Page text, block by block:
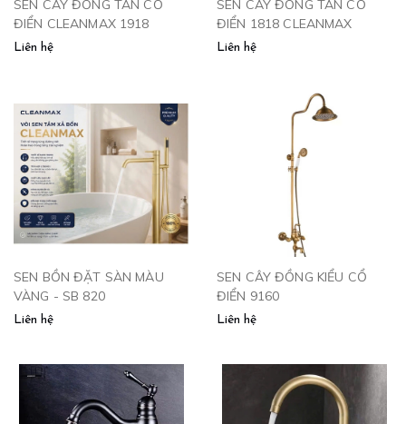
SEN CÂY ĐỒNG TÂN CỔ
ĐIỂN CLEANMAX 1918
Liên hệ
SEN CÂY ĐỒNG TÂN CỔ
ĐIỂN 1818 CLEANMAX
Liên hệ
SEN BỒN ĐẶT SÀN MÀU
VÀNG - SB 820
Liên hệ
SEN CÂY ĐỒNG KIỂU CỔ
ĐIỂN 9160
Liên hệ